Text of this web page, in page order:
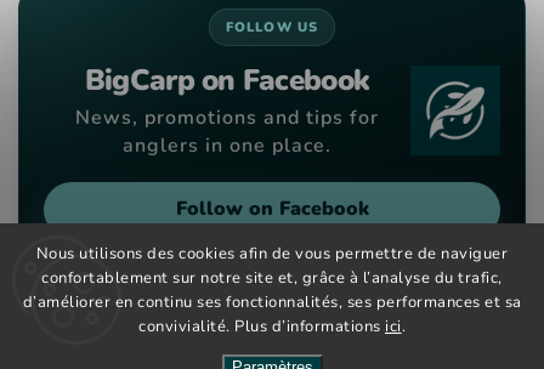
Nous utilisons des cookies afin de vous permettre de naviguer
confortablement sur notre site et, grâce à l’analyse du trafic,
d’améliorer en continu ses fonctionnalités, ses performances et sa
convivialité. Plus d’informations ici.
FOLLOW US
BigCarp on Facebook
News, promotions and tips for
anglers in one place.
Follow on Facebook
Copyright 2026Big Carp. Tous droits réservés.
VytvořilShoptet| Design